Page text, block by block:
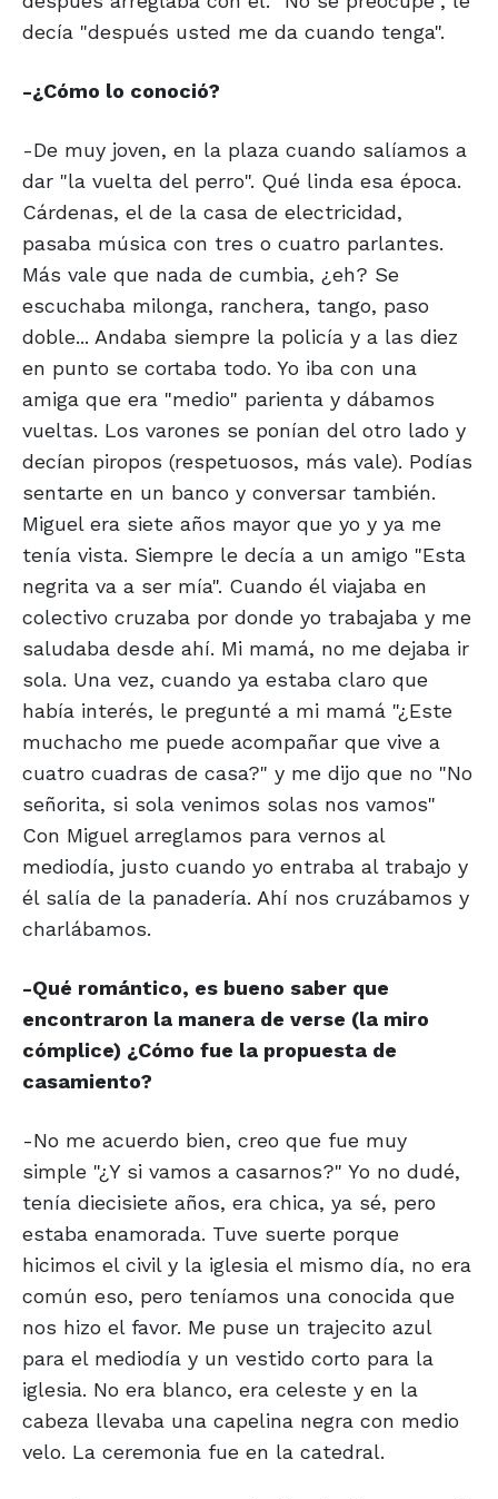
decía "después usted me da cuando tenga".
-¿Cómo lo conoció?
-De muy joven, en la plaza cuando salíamos a
dar "la vuelta del perro". Qué linda esa época.
Cárdenas, el de la casa de electricidad,
pasaba música con tres o cuatro parlantes.
Más vale que nada de cumbia, ¿eh? Se
escuchaba milonga, ranchera, tango, paso
doble... Andaba siempre la policía y a las diez
en punto se cortaba todo. Yo iba con una
amiga que era "medio" parienta y dábamos
vueltas. Los varones se ponían del otro lado y
decían piropos (respetuosos, más vale). Podías
sentarte en un banco y conversar también.
Miguel era siete años mayor que yo y ya me
tenía vista. Siempre le decía a un amigo "Esta
negrita va a ser mía". Cuando él viajaba en
colectivo cruzaba por donde yo trabajaba y me
saludaba desde ahí. Mi mamá, no me dejaba ir
sola. Una vez, cuando ya estaba claro que
había interés, le pregunté a mi mamá "¿Este
muchacho me puede acompañar que vive a
cuatro cuadras de casa?" y me dijo que no "No
señorita, si sola venimos solas nos vamos"
Con Miguel arreglamos para vernos al
mediodía, justo cuando yo entraba al trabajo y
él salía de la panadería. Ahí nos cruzábamos y
charlábamos.
-Qué romántico, es bueno saber que
encontraron la manera de verse (la miro
cómplice) ¿Cómo fue la propuesta de
casamiento?
-No me acuerdo bien, creo que fue muy
simple "¿Y si vamos a casarnos?" Yo no dudé,
tenía diecisiete años, era chica, ya sé, pero
estaba enamorada. Tuve suerte porque
hicimos el civil y la iglesia el mismo día, no era
común eso, pero teníamos una conocida que
nos hizo el favor. Me puse un trajecito azul
para el mediodía y un vestido corto para la
iglesia. No era blanco, era celeste y en la
cabeza llevaba una capelina negra con medio
velo. La ceremonia fue en la catedral.